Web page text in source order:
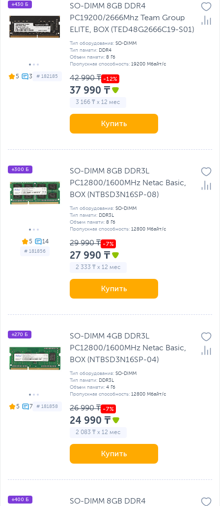
5 # 182185
+430 Б
SO-DIMM 8GB DDR4
PC19200/2666Mhz Team Group
ELITE, BOX (TED48G2666C19-S01)
Тип оборудования: SO-DIMM
Тип памяти: DDR4
Объем памяти: 8 Гб
Пропускная способность: 19200 Мбайт/с
42 990 ₸
37 990 ₸
3 166 ₸ x 12 мес
Купить
5
# 181856
+300 Б
SO-DIMM 8GB DDR3L
PC12800/1600MHz Netac Basic,
BOX (NTBSD3N16SP-08)
Тип оборудования: SO-DIMM
Тип памяти: DDR3L
Объем памяти: 8 Гб
Пропускная способность: 12800 Мбайт/с
29 990 ₸
27 990 ₸
2 333 ₸ x 12 мес
Купить
5 # 181858
+270 Б
SO-DIMM 4GB DDR3L
PC12800/1600MHz Netac Basic,
BOX (NTBSD3N16SP-04)
Тип оборудования: SO-DIMM
Тип памяти: DDR3L
Объем памяти: 4 Гб
Пропускная способность: 12800 Мбайт/с
26 990 ₸
24 990 ₸
2 083 ₸ x 12 мес
Купить
+400 Б
SO-DIMM 8GB DDR4